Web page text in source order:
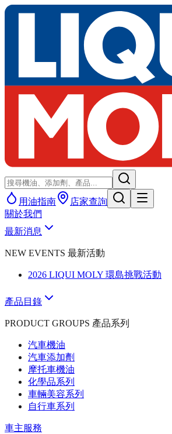
用油指南
店家查詢
關於我們
最新消息
NEW EVENTS 最新活動
2026 LIQUI MOLY 環島挑戰活動
產品目錄
PRODUCT GROUPS 產品系列
汽車機油
汽車添加劑
摩托車機油
化學品系列
車輛美容系列
自行車系列
車主服務